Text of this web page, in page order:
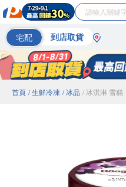
宅配 到店取貨
首頁 / 生鮮冷凍 / 冰品 / 冰淇淋 雪糕